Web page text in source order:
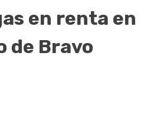
en renta en
de Bravo